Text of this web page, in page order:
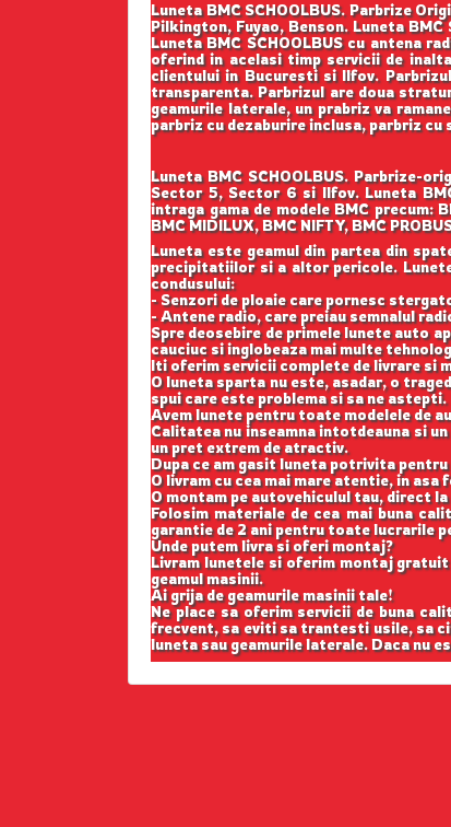
Luneta BMC SCHOOLBUS. Parbrize
Pilkington, Fuyao, Benson. Luneta BMC
Luneta BMC SCHOOLBUS cu antena
oferind in acelasi timp servicii de
clientului in Bucuresti si Ilfov.
transparenta. Parbrizul are doua
geamurile laterale, un prabriz va
parbriz cu dezaburire inclusa, parbriz cu
Luneta BMC SCHOOLBUS. Parbrize-
Sector 5, Sector 6 si Ilfov. Luneta
intraga gama de modele BMC precum:
BMC MIDILUX, BMC NIFTY, BMC
Luneta este geamul din partea din
precipitatiilor si a altor pericole.
condusului:
- Senzori de ploaie care pornesc
- Antene radio, care preiau semnalul
Spre deosebire de primele lunete auto
cauciuc si inglobeaza mai multe
Iti oferim servicii complete de livrare si
O luneta sparta nu este, asadar, o
spui care este problema si sa ne astepti.
Avem lunete pentru toate modelele de
Calitatea nu inseamna intotdeauna si
un pret extrem de atractiv.
Dupa ce am gasit luneta potrivita
O livram cu cea mai mare atentie, in asa
O montam pe autovehiculul tau, direct
Folosim materiale de cea mai buna
garantie de 2 ani pentru toate lucrarile
Unde putem livra si oferi montaj?
Livram lunetele si oferim montaj
geamul masinii.
Ai grija de geamurile masinii tale!
Ne place sa oferim servicii de buna
frecvent, sa eviti sa trantesti usile, sa
luneta sau geamurile laterale. Daca nu